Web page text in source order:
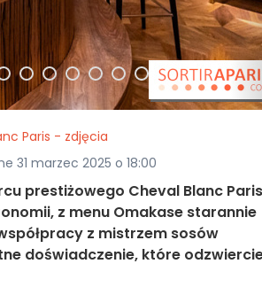
Paris - zdjęcia
31 marzec 2025 o 18:00
prestiżowego Cheval Blanc
z menu Omakase starannie
z mistrzem sosów
doświadczenie, które